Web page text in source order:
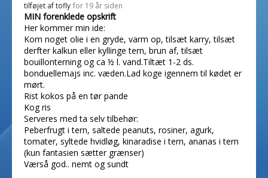
tilføjet aftofly for 19 år siden
MIN forenklede opskrift
Her kommer min ide:
Kom noget olie i en gryde, varm op, tilsæt karry, tilsæt
derfter kalkun eller kyllinge tern, brun af, tilsæt
bouillonterning og ca ½ l. vand.Tiltæt 1-2 ds.
bonduellemajs inc. væden.Lad koge igennem til kødet er
mørt.
Rist kokos på en tør pande
Kog ris
Serveres med ta selv tilbehør:
Peberfrugt i tern, saltede peanuts, rosiner, agurk,
tomater, syltede hvidløg, kinaradise i tern, ananas i tern
(kun fantasien sætter grænser)
Værså god.. nemt og sundt